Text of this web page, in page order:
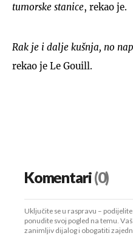
tumorske stanice, rekao je.
Rak je i dalje kušnja, no
rekao je Le Gouill.
Komentari(0)
Uključite se u raspravu –
ponudite svoj pogled na temu.
zanimljiv dijalog i obogatiti